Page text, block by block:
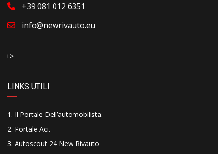
+39 081 012 6351
info@newrivauto.eu
t>
LINKS UTILI
Il Portale Dell’automobilista.
Portale Aci.
Autoscout 24 New Rivauto